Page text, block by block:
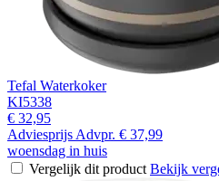
Tefal Waterkoker
KI5338
€ 32,95
Adviesprijs Advpr. € 37,99
woensdag in huis
Vergelijk dit product Bekijk